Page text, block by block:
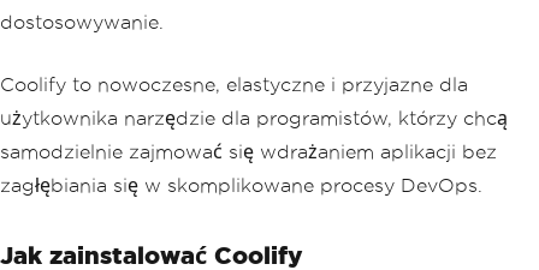
dostosowywanie.
Coolify to nowoczesne, elastyczne i przyjazne dla
użytkownika narzędzie dla programistów, którzy chcą
samodzielnie zajmować się wdrażaniem aplikacji bez
zagłębiania się w skomplikowane procesy DevOps.
Jak zainstalować Coolify